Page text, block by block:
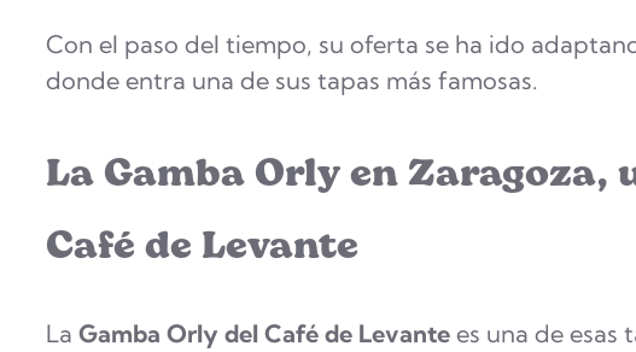
Con el paso del tiempo, su oferta se ha ido
donde entra una de sus tapas más famosas.
La Gamba Orly en Zaragoza,
Café de Levante
La Gamba Orly del Café de Levante es una de esas